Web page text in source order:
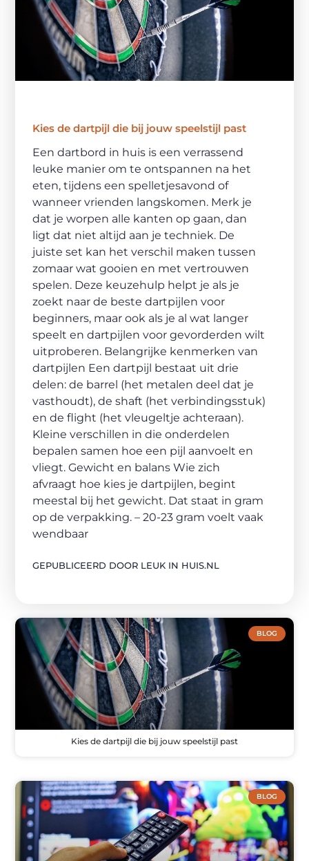
Kies de dartpijl die bij jouw speelstijl past
Een dartbord in huis is een verrassend
leuke manier om te ontspannen na het
eten, tijdens een spelletjesavond of
wanneer vrienden langskomen. Merk je
dat je worpen alle kanten op gaan, dan
ligt dat niet altijd aan je techniek. De
juiste set kan het verschil maken tussen
zomaar wat gooien en met vertrouwen
spelen. Deze keuzehulp helpt je als je
zoekt naar de beste dartpijlen voor
beginners, maar ook als je al wat langer
speelt en dartpijlen voor gevorderden wilt
uitproberen. Belangrijke kenmerken van
dartpijlen Een dartpijl bestaat uit drie
delen: de barrel (het metalen deel dat je
vasthoudt), de shaft (het verbindingsstuk)
en de flight (het vleugeltje achteraan).
Kleine verschillen in die onderdelen
bepalen samen hoe een pijl aanvoelt en
vliegt. Gewicht en balans Wie zich
afvraagt hoe kies je dartpijlen, begint
meestal bij het gewicht. Dat staat in gram
op de verpakking. – 20-23 gram voelt vaak
wendbaar
GEPUBLICEERD DOOR LEUK IN HUIS.NL
BLOG
Kies de dartpijl die bij jouw speelstijl past
BLOG